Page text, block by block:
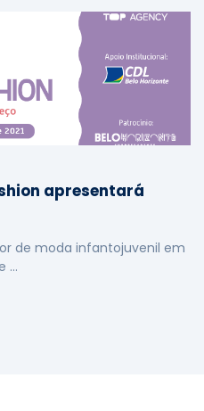
apresentará
de moda infantojuvenil em
…